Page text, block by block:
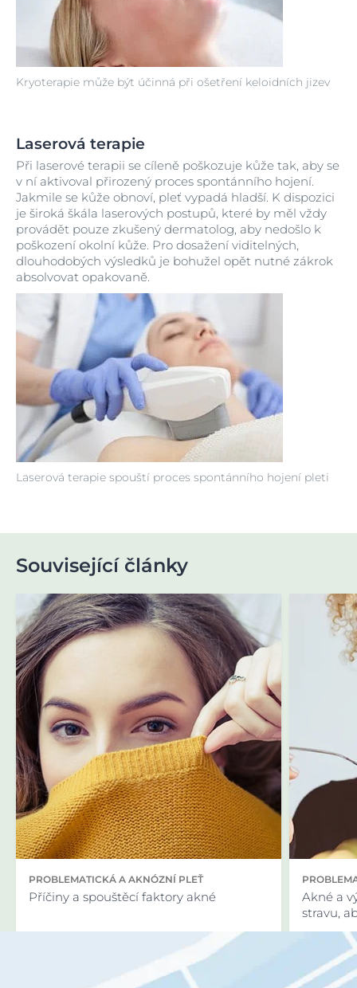
Kryoterapie může být účinná při ošetření keloidních jizev
Laserová terapie
Laserová terapie spouští proces spontánního hojení pleti
Při laserové terapii se cíleně poškozuje kůže tak, aby se
v ní aktivoval přirozený proces spontánního hojení.
Jakmile se kůže obnoví, pleť vypadá hladší. K dispozici
je široká škála laserových postupů, které by měl vždy
provádět pouze zkušený dermatolog, aby nedošlo k
poškození okolní kůže. Pro dosažení viditelných,
dlouhodobých výsledků je bohužel opět nutné zákrok
absolvovat opakovaně.
Související články
PROBLEMATICKÁ A AKNÓZNÍ PLEŤ
Příčiny a spouštěcí faktory akné
Akné a
stravu,